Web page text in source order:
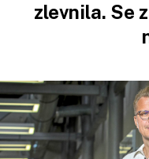
zlevnila. Se